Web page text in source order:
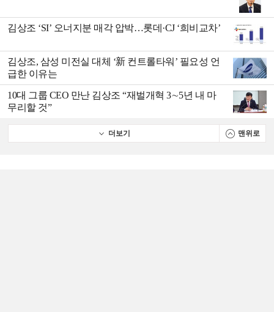
김상조 ‘SI’ 오너지분 매각 압박…롯데·CJ ‘희비교차’
김상조, 삼성 미전실 대체 ‘新 컨트롤타워’ 필요성 언
급한 이유는
10대 그룹 CEO 만난 김상조 “재벌개혁 3∼5년 내 마
무리할 것”
더보기 맨위로